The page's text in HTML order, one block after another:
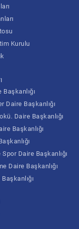
Kurulu
Daire Başkanlığı
Daire Başkanlığı
Başkanlığı
Daire Başkanlığı
Daire Başkanlığı